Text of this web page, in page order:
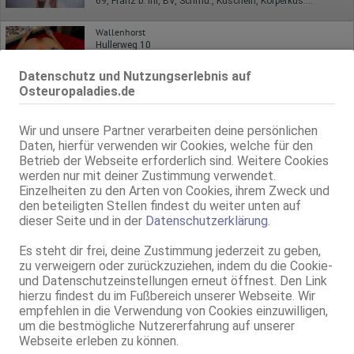
Datenschutz und Nutzungserlebnis auf
Osteuropaladies.de
Wir und unsere Partner verarbeiten deine persönlichen
Daten, hierfür verwenden wir Cookies, welche für den
Betrieb der Webseite erforderlich sind. Weitere Cookies
werden nur mit deiner Zustimmung verwendet.
Einzelheiten zu den Arten von Cookies, ihrem Zweck und
den beteiligten Stellen findest du weiter unten auf
dieser Seite und in der Datenschutzerklärung.
Es steht dir frei, deine Zustimmung jederzeit zu geben,
zu verweigern oder zurückzuziehen, indem du die Cookie-
und Datenschutzeinstellungen erneut öffnest. Den Link
hierzu findest du im Fußbereich unserer Webseite. Wir
empfehlen in die Verwendung von Cookies einzuwilligen,
um die bestmögliche Nutzererfahrung auf unserer
Webseite erleben zu können.
Wallenhorst
Hullerweg 10
Club Lavita
Paderborn
Katrin
69, GF6, DT, Franz b. Ihr, BV, Schmu., Kuscheln, Körperküs.
Live Sex Cam
LIVE BellaLeen
weibl., 18 Jahre, C, sehr schlank, 1,70m - 1,80m, 56-60kg, europäisch
Englisch
Gütersloh VIDEO
Carl-Bertelsmann-Str. 59
STEFFI - Lust auf vers*ute Sachen?